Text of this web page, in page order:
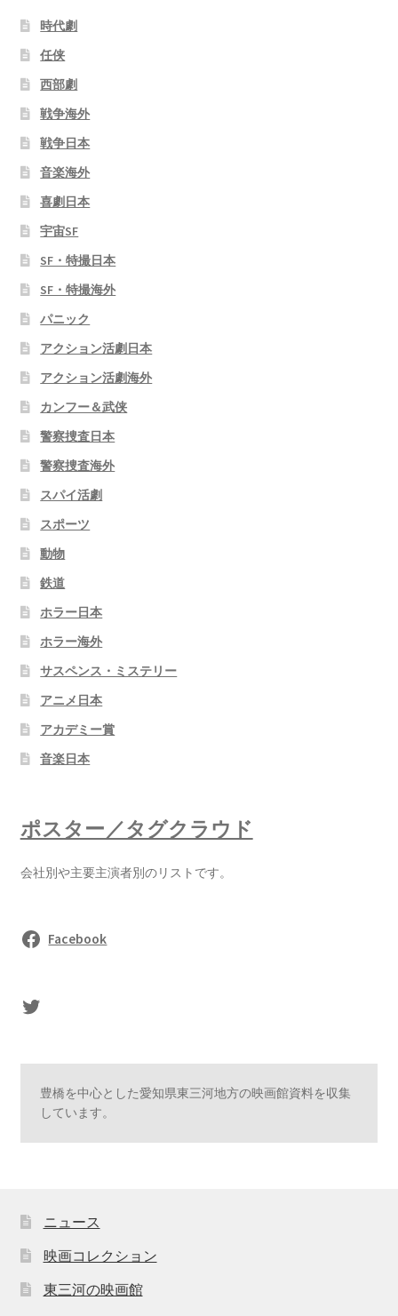
時代劇
任侠
西部劇
戦争海外
戦争日本
音楽海外
喜劇日本
宇宙SF
SF・特撮日本
SF・特撮海外
パニック
アクション活劇日本
アクション活劇海外
カンフー＆武侠
警察捜査日本
警察捜査海外
スパイ活劇
スポーツ
動物
鉄道
ホラー日本
ホラー海外
サスペンス・ミステリー
アニメ日本
アカデミー賞
音楽日本
ポスター／タグクラウド
会社別や主要主演者別のリストです。
Facebook
sasaki's Twitter
豊橋を中心とした愛知県東三河地方の映画館資料を収集
しています。
ニュース
映画コレクション
東三河の映画館